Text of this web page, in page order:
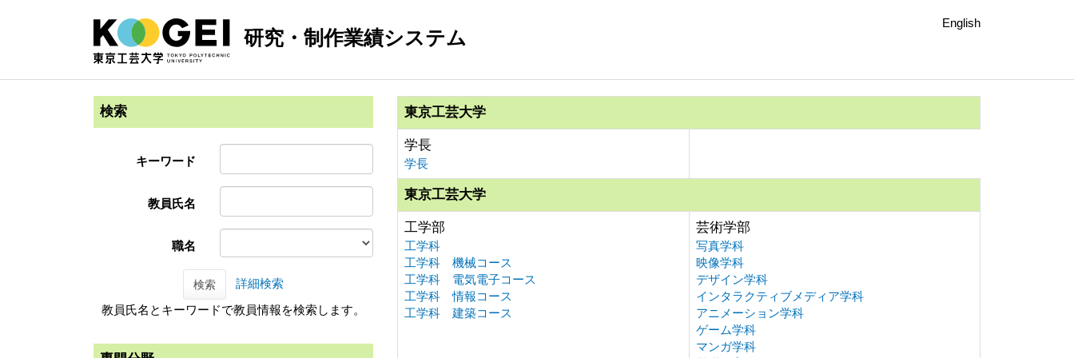
研究・制作業績システム
English
検索
キーワード
教員氏名
職名
検索
詳細検索
教員氏名とキーワードで教員情報を検索します。
東京工芸大学
学長
学長
東京工芸大学
工学部
工学科
工学科 機械コース
工学科 電気電子コース
工学科 情報コース
工学科 建築コース
芸術学部
写真学科
映像学科
デザイン学科
インタラクティブメディア学科
アニメーション学科
ゲーム学科
マンガ学科